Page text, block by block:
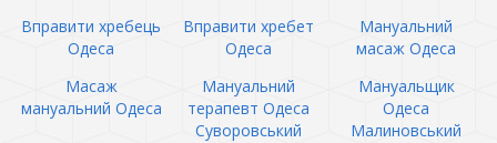
Вправити хребець
Одеса
Вправити хребет
Одеса
Мануальний
масаж Одеса
Масаж
мануальний Одеса
Мануальний
терапевт Одеса
Суворовський
Мануальщик
Одеса
Малиновський